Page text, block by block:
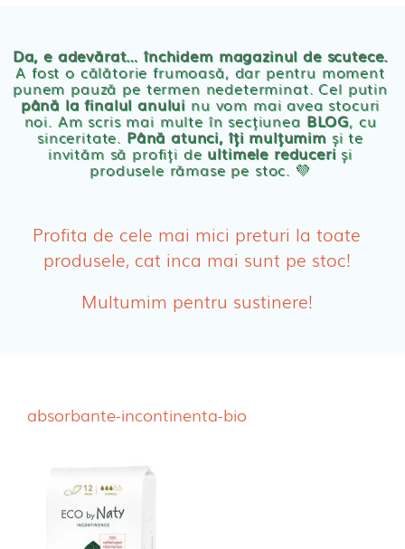
Servetele umede ecologice
Cosmetice BEBE
Olita Bio Naty
PRODUSE FEMEI
Absorbante Post-Natale
Absorbante Incontinenta Urinara
Da, e adevărat… închidem magazinul de scutece.
A fost o călătorie frumoasă, dar pentru moment
punem pauză pe termen nedeterminat. Cel putin
până la finalul anului nu vom mai avea stocuri
noi. Am scris mai multe în secțiunea BLOG, cu
sinceritate. Până atunci, îți mulțumimși te
invităm să profiți de ultimele reduceriși
produsele rămase pe stoc. 💛
Profita de cele mai mici preturi la toate
produsele, cat inca mai sunt pe stoc!
Multumim pentru sustinere!
absorbante-incontinenta-bio